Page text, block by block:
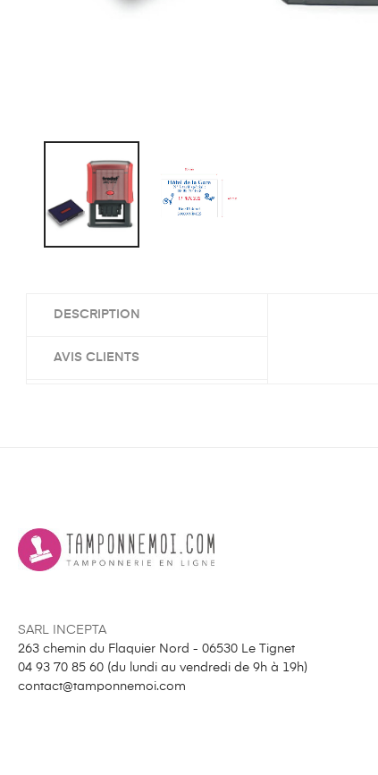
DESCRIPTION
AVIS CLIENTS
SARL INCEPTA
263 chemin du Flaquier Nord - 06530 Le Tignet
04 93 70 85 60 (du lundi au vendredi de 9h à 19h)
contact@tamponnemoi.com